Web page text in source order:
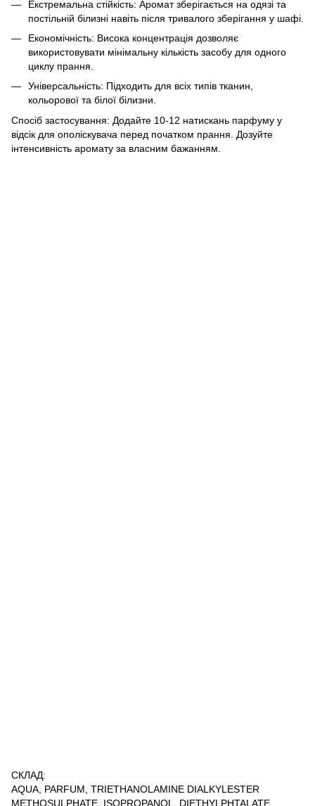
Екстремальна стійкість: Аромат зберігається на одязі та
постільній білизні навіть після тривалого зберігання у шафі.
Економічність: Висока концентрація дозволяє
використовувати мінімальну кількість засобу для одного
циклу прання.
Універсальність: Підходить для всіх типів тканин,
кольорової та білої білизни.
Спосіб застосування: Додайте 10-12 натискань парфуму у
відсік для ополіскувача перед початком прання. Дозуйте
інтенсивність аромату за власним бажанням.
СКЛАД:
AQUA, PARFUM, TRIETHANOLAMINE DIALKYLESTER
METHOSULPHATE, ISOPROPANOL, DIETHYLPHTALATE,